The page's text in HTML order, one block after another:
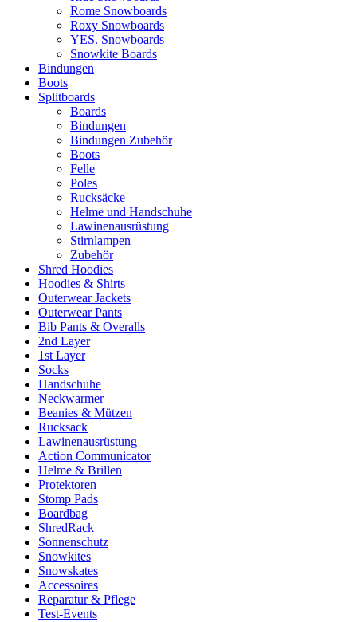
Rome Snowboards
Roxy Snowboards
YES. Snowboards
Snowkite Boards
Bindungen
Boots
Splitboards
Boards
Bindungen
Bindungen Zubehör
Boots
Felle
Poles
Rucksäcke
Helme und Handschuhe
Lawinenausrüstung
Stirnlampen
Zubehör
Shred Hoodies
Hoodies & Shirts
Outerwear Jackets
Outerwear Pants
Bib Pants & Overalls
2nd Layer
1st Layer
Socks
Handschuhe
Neckwarmer
Beanies & Mützen
Rucksack
Lawinenausrüstung
Action Communicator
Helme & Brillen
Protektoren
Stomp Pads
Boardbag
ShredRack
Sonnenschutz
Snowkites
Snowskates
Accessoires
Reparatur & Pflege
Test-Events